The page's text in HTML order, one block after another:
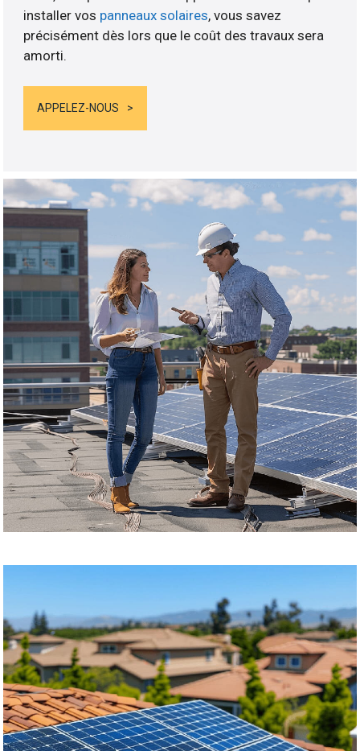
installer vos panneaux solaires, vous savez
précisément dès lors que le coût des travaux sera
amorti.
APPELEZ-NOUS